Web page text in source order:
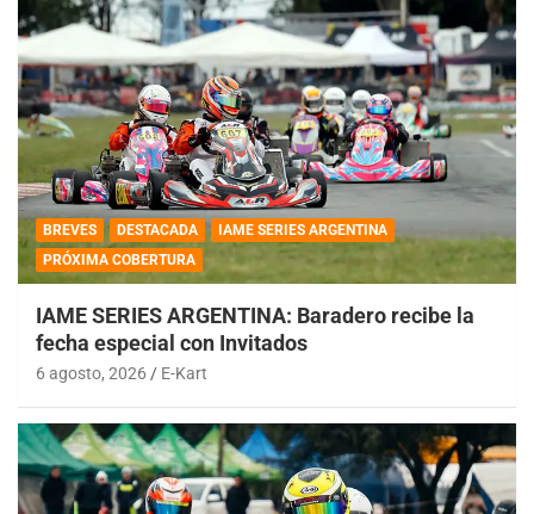
BREVES DESTACADA
IAME SERIES ARGENTINA
PRÓXIMA COBERTURA
IAME SERIES ARGENTINA: Baradero recibe la
fecha especial con Invitados
6 agosto, 2026 E-Kart